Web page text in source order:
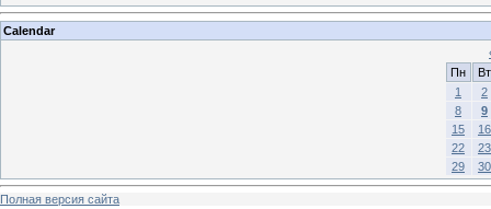
Calendar
Пн
Вт
1
2
8
9
15
16
22
23
29
30
Полная версия сайта